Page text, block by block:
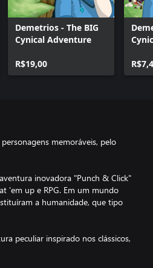
Demetrios - The BIG
Cynical Adventure
R$19,00
memoráveis, pelo
inovadora "Punch & Click"
'em up e RPG. Em um mundo
a humanidade, que tipo
peculiar inspirado nos clássicos,